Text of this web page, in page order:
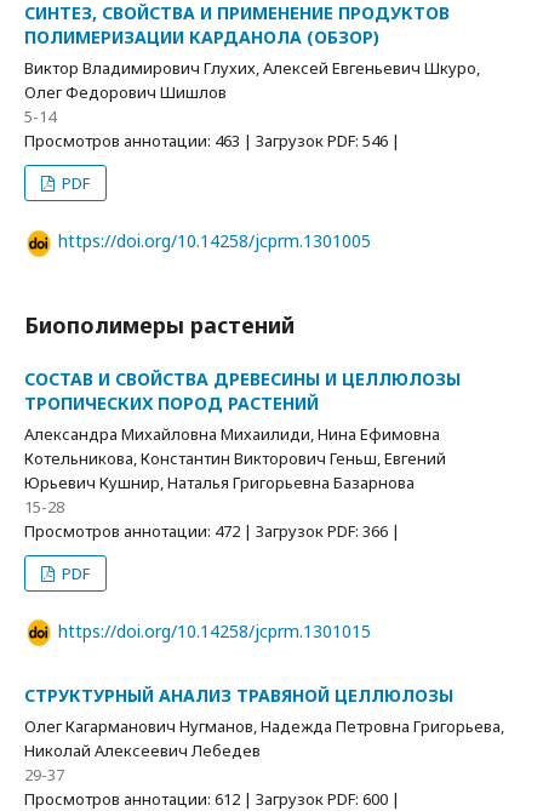
СИНТЕЗ, СВОЙСТВА И ПРИМЕНЕНИЕ ПРОДУКТОВ
ПОЛИМЕРИЗАЦИИ КАРДАНОЛА (ОБЗОР)
Виктор Владимирович Глухих, Алексей Евгеньевич Шкуро,
Олег Федорович Шишлов
5-14
Просмотров аннотации: 463 | Загрузок PDF: 546 |
PDF
https://doi.org/10.14258/jcprm.1301005
Биополимеры растений
СОСТАВ И СВОЙСТВА ДРЕВЕСИНЫ И ЦЕЛЛЮЛОЗЫ
ТРОПИЧЕСКИХ ПОРОД РАСТЕНИЙ
Александра Михайловна Михаилиди, Нина Ефимовна
Котельникова, Константин Викторович Геньш, Евгений
Юрьевич Кушнир, Наталья Григорьевна Базарнова
15-28
Просмотров аннотации: 472 | Загрузок PDF: 366 |
PDF
https://doi.org/10.14258/jcprm.1301015
СТРУКТУРНЫЙ АНАЛИЗ ТРАВЯНОЙ ЦЕЛЛЮЛОЗЫ
Олег Кагарманович Нугманов, Надежда Петровна Григорьева,
Николай Алексеевич Лебедев
29-37
Просмотров аннотации: 612 | Загрузок PDF: 600 |